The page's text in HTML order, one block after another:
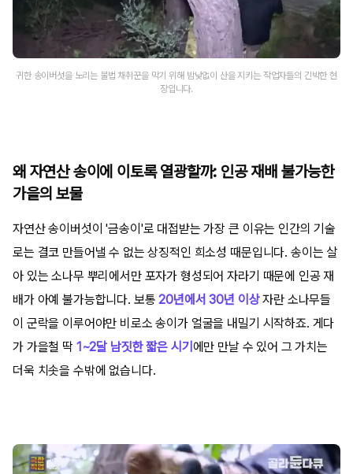
귀한 송이버섯을 노리는 불법 채취꾼을 막기 위해 밤낮없이 산을 지키는 작업자들의 긴박한 현
장입니다.
왜 자연산 송이에 이토록 열광할까: 인공 재배 불가능한
가을의 보물
자연산 송이버섯이 '금송이'로 대접받는 가장 큰 이유는 인간의 기술
로는 결코 만들어낼 수 없는 상징적인 희소성 때문입니다. 송이는 살
아 있는 소나무 뿌리에서만 포자가 형성되어 자라기 때문에 인공 재
배가 아예 불가능합니다. 보통20년에서 30년 이상자란 소나무들
이 군락을 이루어야만 비로소 송이가 얼굴을 내밀기 시작하죠. 게다
가 가을철 딱 1~2달 남짓한 짧은 시기 에만 만날 수 있어 그 가치는
더욱 치솟을 수밖에 없습니다.